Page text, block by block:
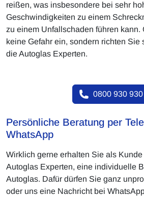
reißen, was insbesondere bei sehr
Geschwindigkeiten zu einem
zu einem Unfallschaden führen kann.
keine Gefahr ein, sondern richten Sie
die Autoglas Experten.
0800 930 930
Persönliche Beratung per
WhatsApp
Wirklich gerne erhalten Sie als
Autoglas Experten, eine individuelle
Autoglas. Dafür dürfen Sie ganz
oder uns eine Nachricht bei